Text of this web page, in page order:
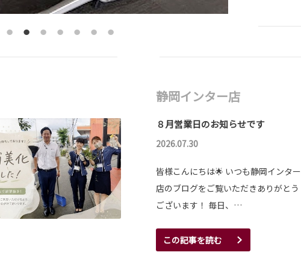
静岡インター店
８月営業日のお知らせです
2026.07.30
皆様こんにちは🌟 いつも静岡インター
店のブログをご覧いただきありがとう
ございます！ 毎日、…
この記事を読む